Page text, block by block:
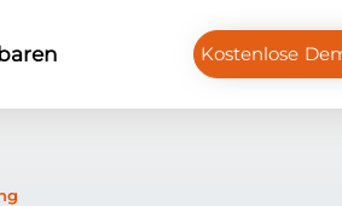
Kostenlose